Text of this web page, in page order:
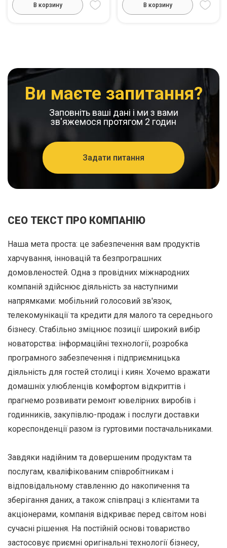
В корзину В корзину
Ви маєте запитання?
Заповніть ваші дані і ми з вами
зв'яжемося протягом 2 годин
Задати питання
СЕО ТЕКСТ ПРО КОМПАНІЮ
Наша мета проста: це забезпечення вам продуктів
харчування, інновацій та безпрограшних
домовленостей. Одна з провідних міжнародних
компаній здійснює діяльність за наступними
напрямками: мобільний голосовий зв'язок,
телекомунікації та кредити для малого та середнього
бізнесу. Стабільно зміцнює позиції широкий вибір
новаторства: інформаційні технології, розробка
програмного забезпечення і підприємницька
діяльність для гостей столиці і киян. Хочемо вражати
домашніх улюбленців комфортом відкриттів і
прагнемо розвивати ремонт ювелірних виробів і
годинників, закупівлю-продаж і послуги доставки
кореспонденції разом із гуртовими постачальниками.
Завдяки надійним та довершеним продуктам та
послугам, кваліфікованим співробітникам і
відповідальному ставленню до накопичення та
зберігання даних, а також співпраці з клієнтами та
акціонерами, компанія відкриває перед світом нові
сучасні рішення. На постійній основі товариство
застосовує приємні оригінальні технології бізнесу,